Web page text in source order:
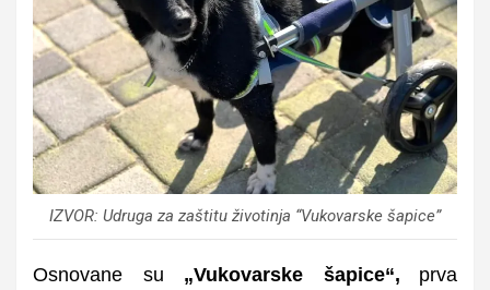
IZVOR: Udruga za zaštitu životinja “Vukovarske šapice”
Osnovane su „Vukovarske šapice“,
prva